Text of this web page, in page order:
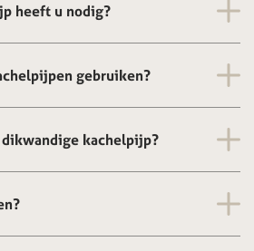
heeft u nodig?
gebruiken?
kachelpijp?